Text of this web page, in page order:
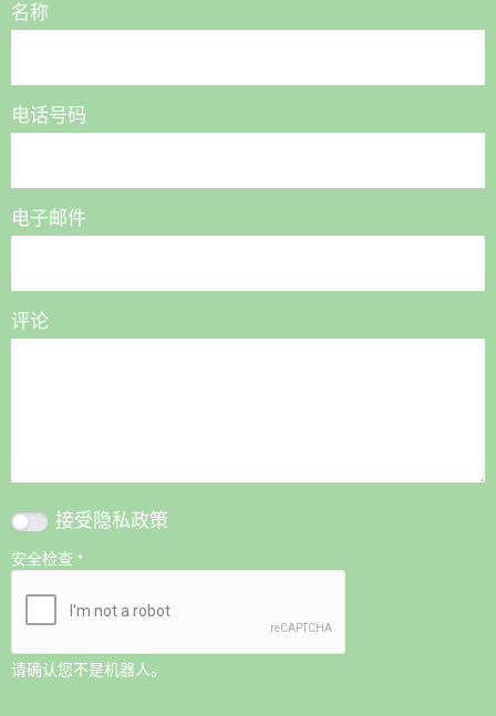
名称
电话号码
电子邮件
评论
接受隐私政策
安全检查 *
请确认您不是机器人。